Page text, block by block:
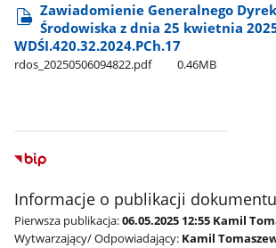
Zawiadomienie Generalnego
Środowiska z dnia 25 kwietnia
WDŚI.420.32.2024.PCh.17
rdos​_20250506094822.pdf 0.46MB
Informacje o publikacji dokumentu
Pierwsza publikacja:06.05.2025 12:55 Kamil
Wytwarzający/ Odpowiadający: Kamil